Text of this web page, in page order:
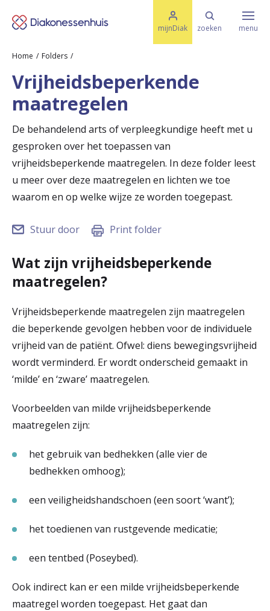
mijnDiak zoeken
M
e
e
n
menu
Ziektes & Aandoeningen
Uw bezoek
Zorgverleners
Home Folders
Vrijheidsbeperkende
maatregelen
De behandelend arts of verpleegkundige heeft met u
gesproken over het toepassen van
vrijheidsbeperkende maatregelen. In deze folder leest
u meer over deze maatregelen en lichten we toe
waarom en op welke wijze ze worden toegepast.
Stuur door Print folder
Wat zijn vrijheidsbeperkende
maatregelen?
Vrijheidsbeperkende maatregelen zijn maatregelen
die beperkende gevolgen hebben voor de individuele
vrijheid van de patiënt. Ofwel: diens bewegingsvrijheid
wordt verminderd. Er wordt onderscheid gemaakt in
‘milde’ en ‘zware’ maatregelen.
Voorbeelden van milde vrijheidsbeperkende
maatregelen zijn:
het gebruik van bedhekken (alle vier de
bedhekken omhoog);
een veiligheidshandschoen (een soort ‘want’);
het toedienen van rustgevende medicatie;
een tentbed (Poseybed).
Ook indirect kan er een milde vrijheidsbeperkende
maatregel worden toegepast. Het gaat dan